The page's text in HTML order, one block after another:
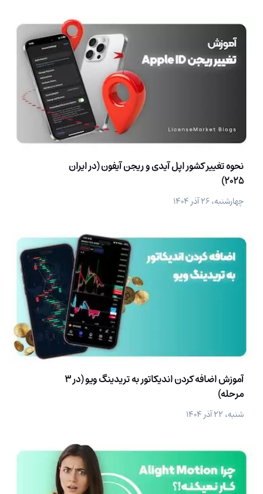
نحوه تغییر کشور اپل آیدی و ریجن آیفون (در ایران
2025)
چهارشنبه، ۲۶ آذر ۱۴۰۴
آموزش اضافه کردن اندیکاتور به تریدینگ ویو (در 3
مرحله)
شنبه، ۲۲ آذر ۱۴۰۴